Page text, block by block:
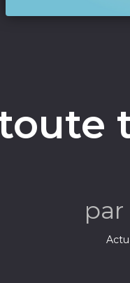
par